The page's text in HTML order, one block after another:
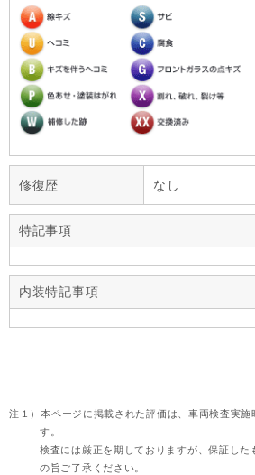
修復歴 なし
特記事項
内装特記事項
注１）本ページに掲載された評価は、車両検査実
す。
検査には厳正を期しておりますが、保証した
の旨ご了承ください。